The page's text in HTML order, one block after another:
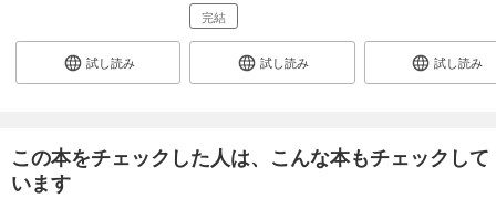
試し読み
完結
試し読み 試し読み
この本をチェックした人は、こんな本もチェックして
います